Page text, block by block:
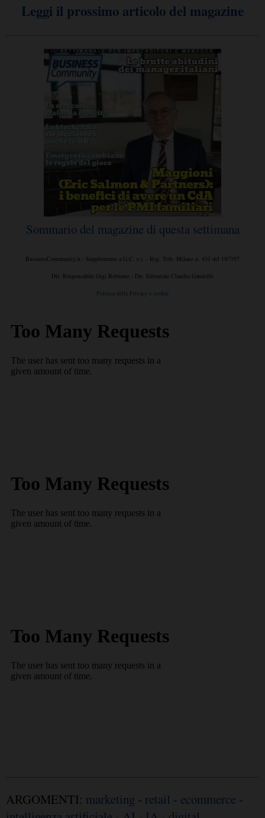
Leggi il prossimo articolo del magazine
Sommario del magazine di questa settimana
BusinessCommunity.it - Supplemento a G.C. e t. - Reg. Trib. Milano n. 431 del 19/7/97
Dir. Responsabile Gigi Beltrame - Dir. Editoriale Claudio Gandolfo
Politica della Privacy e cookie
ARGOMENTI: marketing - retail - ecommerce -